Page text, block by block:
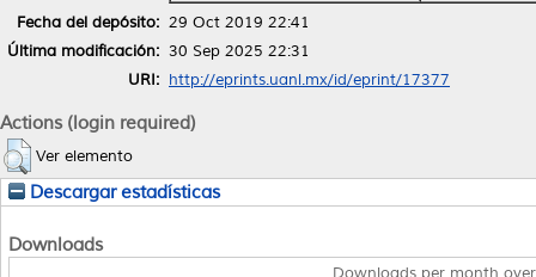
Fecha del depósito: 29 Oct 2019 22:41
Última modificación: 30 Sep 2025 22:31
URI: http://eprints.uanl.mx/id/eprint/17377
Actions (login required)
Ver elemento
Descargar estadísticas
Downloads
Downloads per month